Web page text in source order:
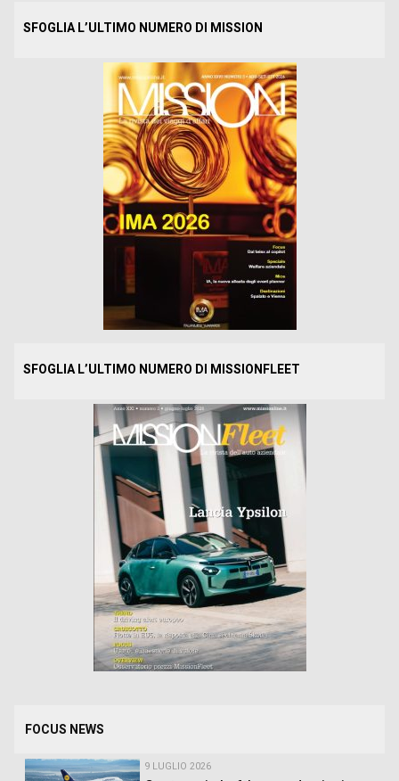
SFOGLIA L’ULTIMO NUMERO DI MISSION
SFOGLIA L’ULTIMO NUMERO DI MISSIONFLEET
FOCUS NEWS
9 LUGLIO 2026